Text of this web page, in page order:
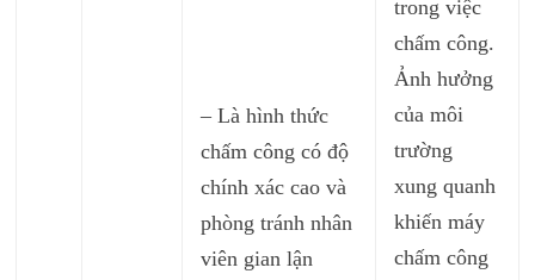
– Là hình thức
chấm công có độ
chính xác cao và
phòng tránh nhân
viên gian lận
trong việc
chấm công.
Ảnh hưởng
của môi
trường
xung quanh
khiến máy
chấm công